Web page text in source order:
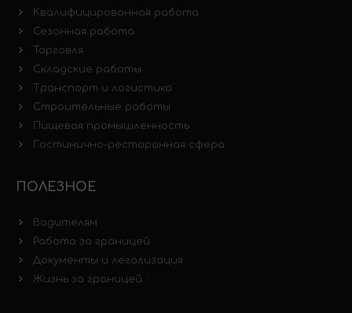
Квалифицированная работа
Сезонная работа
Торговля
Складские работы
Транспорт и логистика
Строительные работы
Пищевая промышленность
Гостинично-ресторанная сфера
ПОЛЕЗНОЕ
Водителям
Работа за границей
Документы и легализация
Жизнь за границей